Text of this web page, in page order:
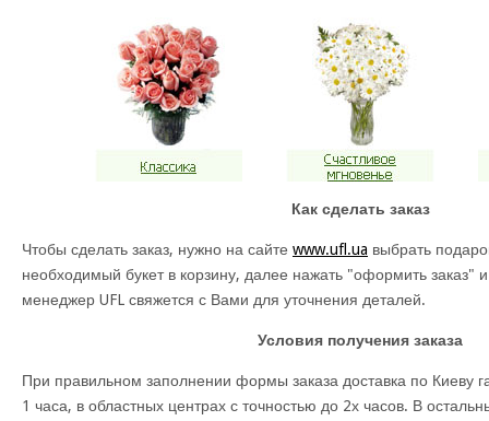
Как сделать заказ
Чтобы сделать заказ, нужно на сайте www.ufl.ua выбрать
необходимый букет в корзину, далее нажать "оформить заказ"
менеджер UFL свяжется с Вами для уточнения деталей.
Условия получения заказа
При правильном заполнении формы заказа доставка по Киеву
1 часа, в областных центрах с точностью до 2х часов. В